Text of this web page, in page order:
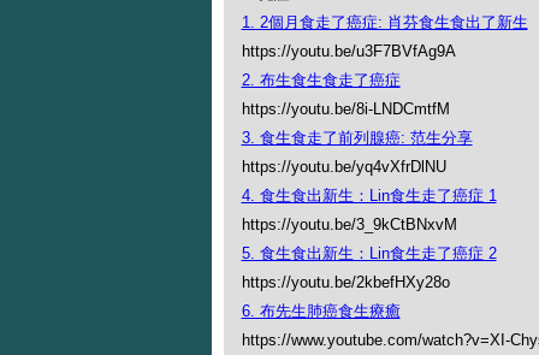
1. 2個月食走了癌症: 肖芬食生食出了新生
https://youtu.be/u3F7BVfAg9A
2. 布生食生食走了癌症
https://youtu.be/8i-LNDCmtfM
3. 食生食走了前列腺癌: 范生分享
https://youtu.be/yq4vXfrDlNU
4. 食生食出新生：Lin食生走了癌症 1
https://youtu.be/3_9kCtBNxvM
5. 食生食出新生：Lin食生走了癌症 2
https://youtu.be/2kbefHXy28o
6. 布先生肺癌食生療癒
https://www.youtube.com/watch?v=XI-